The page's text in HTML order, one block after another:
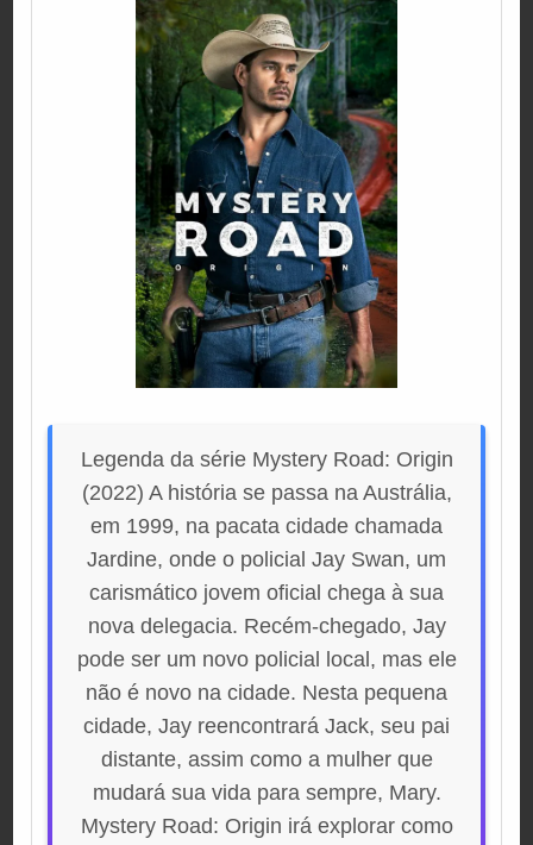
Legenda da série Mystery Road: Origin
(2022) A história se passa na Austrália,
em 1999, na pacata cidade chamada
Jardine, onde o policial Jay Swan, um
carismático jovem oficial chega à sua
nova delegacia. Recém-chegado, Jay
pode ser um novo policial local, mas ele
não é novo na cidade. Nesta pequena
cidade, Jay reencontrará Jack, seu pai
distante, assim como a mulher que
mudará sua vida para sempre, Mary.
Mystery Road: Origin irá explorar como